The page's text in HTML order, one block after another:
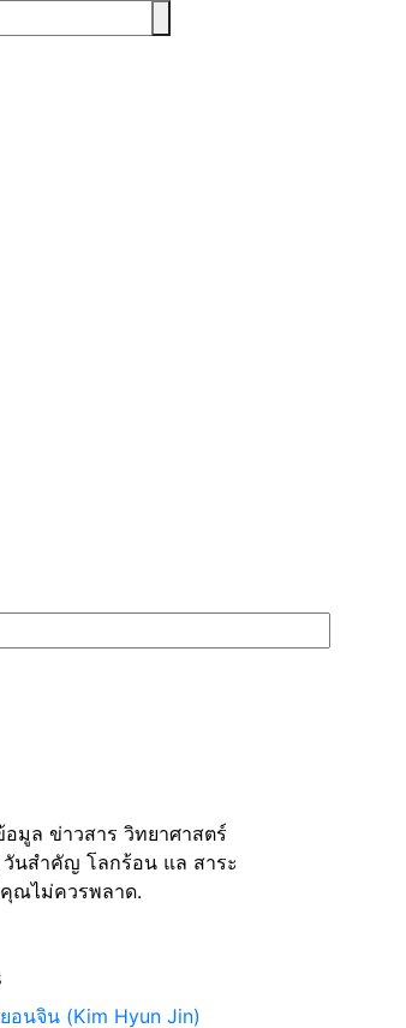
มูล ข่าวสาร วิทยาศาสตร์
นสำคัญ โลกร้อน แล สาระ
ณไม่ควรพลาด.
อนจิน (Kim Hyun Jin)